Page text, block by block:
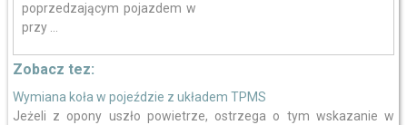
poprzedzającym pojazdem w
przy ...
Zobacz tez:
Wymiana koła w pojeździe z układem TPMS
Jeżeli z opony uszło powietrze, ostrzega o tym wskazanie w